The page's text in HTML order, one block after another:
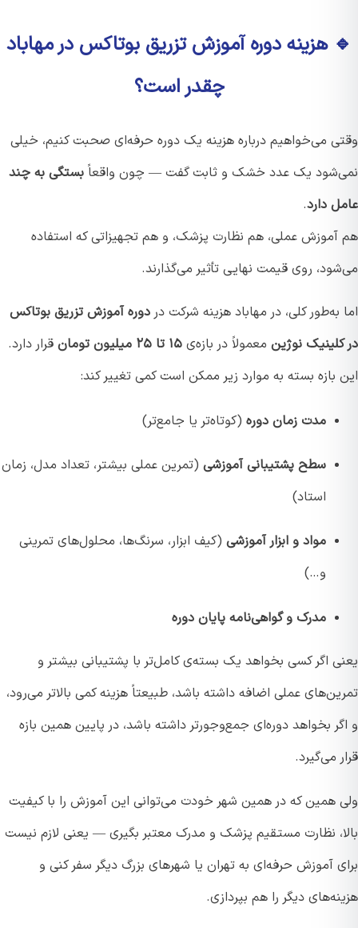
هزینه دوره آموزش تزریق بوتاکس در مهاباد
چقدر است؟
می‌خواهیم درباره هزینه یک دوره حرفه‌ای صحبت کنیم، خیلی
یک عدد خشک و ثابت گفت — چون واقعاًبستگی به چند
دارد.
عملی، هم نظارت پزشک، و هم تجهیزاتی که استفاده
روی قیمت نهایی تأثیر می‌گذارند.
به‌طور کلی، در مهاباد هزینه شرکت در دوره آموزش تزریق بوتاکس
نوژینمعمولاً در بازه‌ی۱۵ تا ۲۵ میلیون تومان
قرار دارد.
بازه بسته به موارد زیر ممکن است کمی تغییر کند:
مدت زمان دوره(کوتاه‌تر یا جامع‌تر)
سطح پشتیبانی آموزشی(تمرین عملی بیشتر، تعداد مدل، زمان
استاد)
مواد و ابزار آموزشی(کیف ابزار، سرنگ‌ها، محلول‌های تمرینی
و…)
مدرک و گواهی‌نامه پایان دوره
اگر کسی بخواهد یک بسته‌ی کامل‌تر با پشتیبانی بیشتر و
عملی اضافه داشته باشد، طبیعتاً هزینه کمی بالاتر می‌رود،
بخواهد دوره‌ای جمع‌وجورتر داشته باشد، در پایین همین بازه
می‌گیرد.
همین که در ‌همین شهر خودت می‌توانی این آموزش را با کیفیت
نظارت مستقیم پزشک و مدرک معتبر بگیری — یعنی لازم نیست
آموزش حرفه‌ای به تهران یا شهرهای بزرگ دیگر سفر کنی و
دیگر را هم بپردازی.